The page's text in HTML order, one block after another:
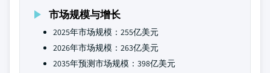
市场规模与增长
2025年市场规模：255亿美元
2026年市场规模：263亿美元
2035年预测市场规模：398亿美元